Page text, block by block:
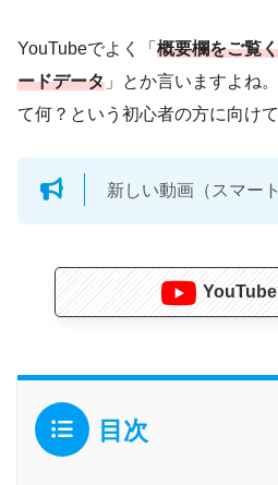
YouTubeでよく「 概要欄をご覧
ードデータ 」とか言いますよね
て何？という初心者の方に向け
新しい動画（スマー
目次